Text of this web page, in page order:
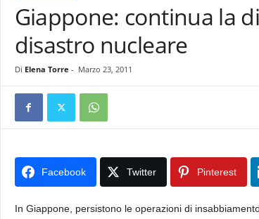
Giappone: continua la
disastro nucleare
Di Elena Torre - Marzo 23, 2011
Facebook Twitter Pinterest
In Giappone, persistono le operazioni di